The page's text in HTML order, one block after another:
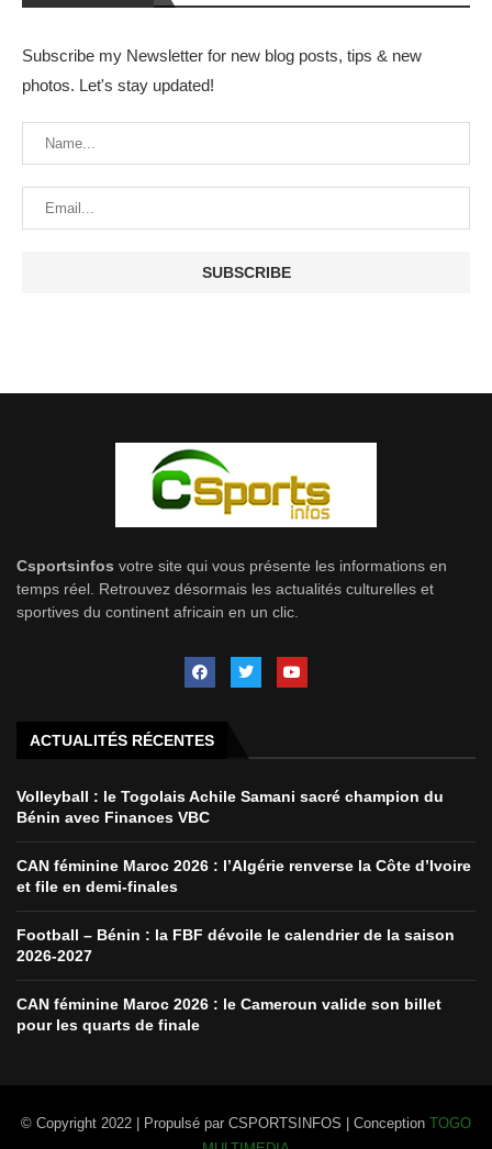
Subscribe my Newsletter for new blog posts, tips & new
photos. Let's stay updated!
Csportsinfos votre site qui vous présente les informations en
temps réel. Retrouvez désormais les actualités culturelles et
sportives du continent africain en un clic.
ACTUALITÉS RÉCENTES
Volleyball : le Togolais Achile Samani sacré champion du
Bénin avec Finances VBC
CAN féminine Maroc 2026 : l’Algérie renverse la Côte d’Ivoire
et file en demi-finales
Football – Bénin : la FBF dévoile le calendrier de la saison
2026-2027
CAN féminine Maroc 2026 : le Cameroun valide son billet
pour les quarts de finale
© Copyright 2022 | Propulsé par CSPORTSINFOS | Conception TOGO